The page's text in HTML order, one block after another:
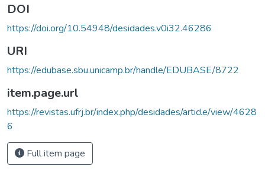
DOI
https://doi.org/10.54948/desidades.v0i32.46286
URI
https://edubase.sbu.unicamp.br/handle/EDUBASE/8722
item.page.url
https://revistas.ufrj.br/index.php/desidades/article/view/4628
6
Full item page